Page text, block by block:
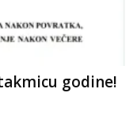
godine!